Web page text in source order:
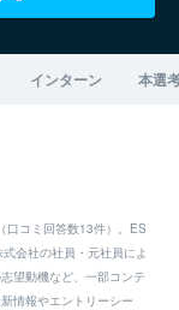
インターン 本選
口コミ回答数13件）。ES
会社の社員・元社員によ
望動機など、一部コンテ
情報やエントリーシー